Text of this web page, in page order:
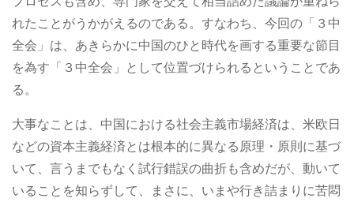
れたことがうかがえるのである。すなわち、今回の「３中
全会」は、あきらかに中国のひと時代を画する重要な節目
を為す「３中全会」として位置づけられるということであ
る。
大事なことは、中国における社会主義市場経済は、米欧日
などの資本主義経済とは根本的に異なる原理・原則に基づ
いて、言うまでもなく試行錯誤の曲折も含めだが、動いて
いることを知らずして、まさに、いまや行き詰まりに苦悶